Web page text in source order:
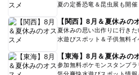
夏の定番恐竜＆昆虫展も開催
【関西】8月＆夏休みの
夏休みの思い出作りに行きた
水遊びスポット＆子供無料イ
【東海】8月＆夏休みの
参加無料ポケモンスタンプラ